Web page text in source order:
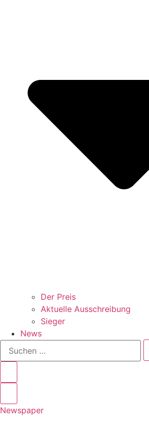
Der Preis
Aktuelle Ausschreibung
Sieger
News
Suchen
Newspaper